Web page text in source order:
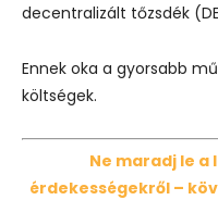
decentralizált tőzsdék
Ennek oka a gyorsabb
költségek.
Ne maradj le
érdekességekről –